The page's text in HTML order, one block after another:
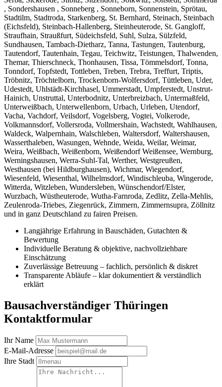
, Sondershausen , Sonneberg , Sonneborn, Sonnenstein, Sprötau,
Stadtilm, Stadtroda, Starkenberg, St. Bernhard, Steinach, Steinbach
(Eichsfeld), Steinbach-Hallenberg, Steinheuterode, St. Gangloff,
Straufhain, Straußfurt, Südeichsfeld, Suhl, Sulza, Sülzfeld,
Sundhausen, Tambach-Dietharz, Tanna, Tastungen, Tautenburg,
Tautendorf, Tautenhain, Tegau, Teichwitz, Teistungen, Thalwenden,
Themar, Thierschneck, Thonhausen, Tissa, Tömmelsdorf, Tonna,
Tonndorf, Topfstedt, Tottleben, Treben, Trebra, Treffurt, Triptis,
Tröbnitz, Tröchtelborn, Trockenborn-Wolfersdorf, Tüttleben, Uder,
Udestedt, Uhlstädt-Kirchhasel, Ummerstadt, Umpferstedt, Unstrut-
Hainich, Unstruttal, Unterbodnitz, Unterbreizbach, Untermaßfeld,
Unterweißbach, Unterwellenborn, Urbach, Urleben, Utendorf,
Vacha, Vachdorf, Veilsdorf, Vogelsberg, Vogtei, Volkerode,
Volkmannsdorf, Vollersroda, Vollmershain, Wachstedt, Wahlhausen,
Waldeck, Walpernhain, Walschleben, Waltersdorf, Waltershausen,
Wasserthaleben, Wasungen, Wehnde, Weida, Weilar, Weimar,
Weira, Weißbach, Weißenborn, Weißendorf Weißensee, Wernburg,
Werningshausen, Werra-Suhl-Tal, Werther, Westgreußen,
Westhausen (bei Hildburghausen), Wichmar, Wiegendorf,
Wiesenfeld, Wiesenthal, Wilhelmsdorf, Windischleuba, Wingerode,
Witterda, Witzleben, Wundersleben, Wünschendorf/Elster,
Wurzbach, Wüstheuterode, Wutha-Farnroda, Zedlitz, Zella-Mehlis,
Zeulenroda-Triebes, Ziegenrück, Zimmern, Zimmernsupra, Zöllnitz
und in ganz Deutschland zu fairen Preisen.
Langjährige Erfahrung in Bauschäden, Gutachten &
Bewertung
Individuelle Beratung & objektive, nachvollziehbare
Einschätzung
Zuverlässige Betreuung – fachlich, persönlich & diskret
Transparente Abläufe – klar dokumentiert & verständlich
erklärt
Bausachverständiger Thüringen
Kontaktformular
Ihr Name
E-Mail-Adresse
Ihre Stadt